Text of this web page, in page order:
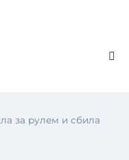
за рулем и сбила